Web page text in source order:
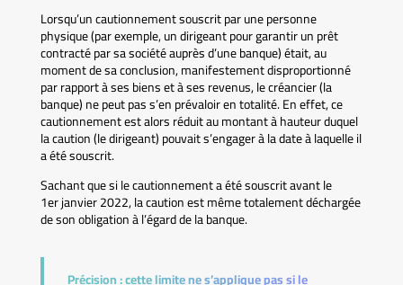
Lorsqu’un cautionnement souscrit par une personne
physique (par exemple, un dirigeant pour garantir un prêt
contracté par sa société auprès d’une banque) était, au
moment de sa conclusion, manifestement disproportionné
par rapport à ses biens et à ses revenus, le créancier (la
banque) ne peut pas s’en prévaloir en totalité. En effet, ce
cautionnement est alors réduit au montant à hauteur duquel
la caution (le dirigeant) pouvait s’engager à la date à laquelle il
a été souscrit.
Sachant que si le cautionnement a été souscrit avant le
1er janvier 2022, la caution est même totalement déchargée
de son obligation à l’égard de la banque.
Précision :cette limite ne s’applique pas si le